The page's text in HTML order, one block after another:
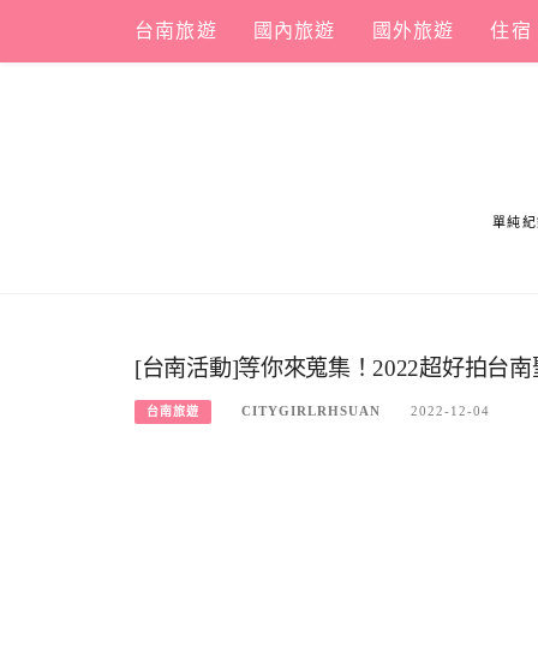
content
台南旅遊 國內旅遊 國外旅遊 住宿
單純
[台南活動]等你來蒐集！2022超好拍台
台南旅遊 CITYGIRLRHSUAN 2022-12-04